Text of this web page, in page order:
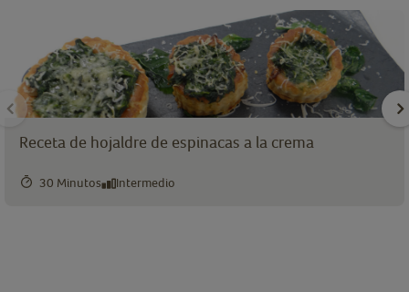
Receta de hojaldre de espinacas a la crema
30 Minutos Intermedio